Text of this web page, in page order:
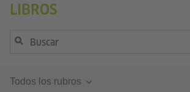
LIBROS
Todos los rubros